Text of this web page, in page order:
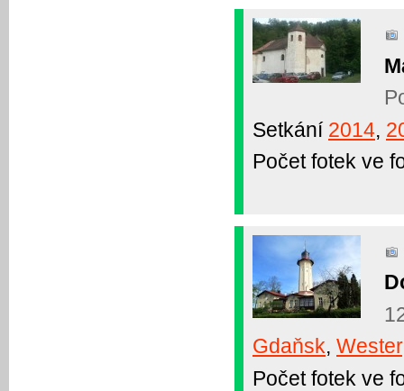
Setkání 2014,
Počet fotek ve
Gdaňsk,
Počet fotek ve